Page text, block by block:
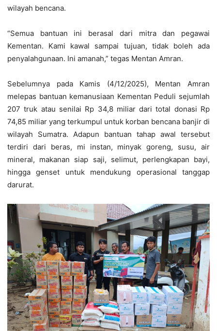
wilayah bencana.
“Semua bantuan ini berasal dari mitra dan pegawai
Kementan. Kami kawal sampai tujuan, tidak boleh ada
penyalahgunaan. Ini amanah,” tegas Mentan Amran.
Sebelumnya pada Kamis (4/12/2025), Mentan Amran
melepas bantuan kemanusiaan Kementan Peduli sejumlah
207 truk atau senilai Rp 34,8 miliar dari total donasi Rp
74,85 miliar yang terkumpul untuk korban bencana banjir di
wilayah Sumatra. Adapun bantuan tahap awal tersebut
terdiri dari beras, mi instan, minyak goreng, susu, air
mineral, makanan siap saji, selimut, perlengkapan bayi,
hingga genset untuk mendukung operasional tanggap
darurat.